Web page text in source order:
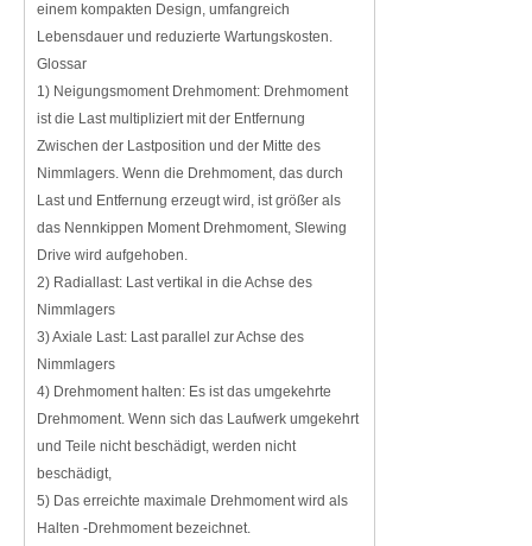
einem kompakten Design, umfangreich
Lebensdauer und reduzierte Wartungskosten.
Glossar
1) Neigungsmoment Drehmoment: Drehmoment
ist die Last multipliziert mit der Entfernung
Zwischen der Lastposition und der Mitte des
Nimmlagers. Wenn die Drehmoment, das durch
Last und Entfernung erzeugt wird, ist größer als
das Nennkippen Moment Drehmoment, Slewing
Drive wird aufgehoben.
2) Radiallast: Last vertikal in die Achse des
Nimmlagers
3) Axiale Last: Last parallel zur Achse des
Nimmlagers
4) Drehmoment halten: Es ist das umgekehrte
Drehmoment. Wenn sich das Laufwerk umgekehrt
und Teile nicht beschädigt, werden nicht
beschädigt,
5) Das erreichte maximale Drehmoment wird als
Halten -Drehmoment bezeichnet.